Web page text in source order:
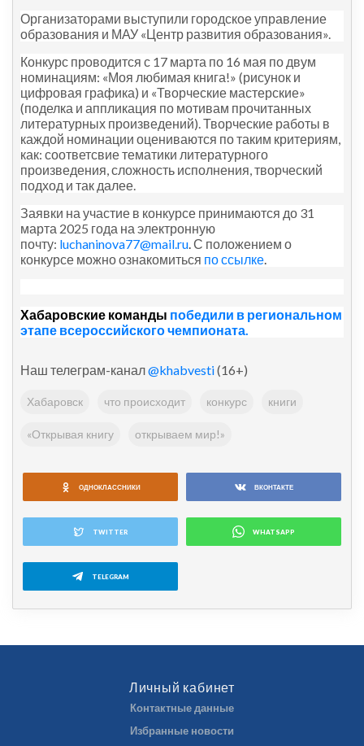
Организаторами выступили городское управление
образования и МАУ «Центр развития образования».
Конкурс проводится с 17 марта по 16 мая по двум
номинациям: «Моя любимая книга!» (рисунок и
цифровая графика) и «Творческие мастерские»
(поделка и аппликация по мотивам прочитанных
литературных произведений). Творческие работы в
каждой номинации оцениваются по таким критериям,
как: соответсвие тематики литературного
произведения, сложность исполнения, творческий
подход и так далее.
Заявки на участие в конкурсе принимаются до 31
марта 2025 года на электронную
почту: luchaninova77@mail.ru.С положением о
конкурсе можно ознакомиться по ссылке.
Хабаровские команды победили в региональном
этапе всероссийского чемпионата.
Наш телеграм-канал@khabvesti(16+)
Хабаровск что происходит конкурс книги
«Открывая книгу открываем мир!»
ОДНОКЛАССНИКИ ВКОНТАКТЕ
TWITTER WHATSAPP
TELEGRAM
Личный кабинет
Контактные данные
Избранные новости